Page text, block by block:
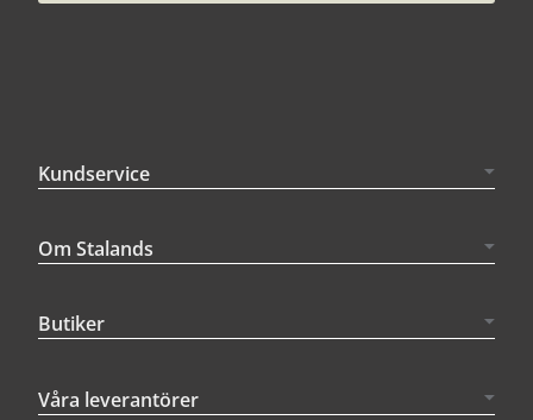
Kundservice
Om Stalands
Butiker
Våra leverantörer